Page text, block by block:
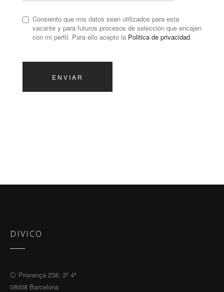
Consiento que mis datos sean utilizados para esta
vacante y para futuros procesos de selección que encajen
con mi perfil. Para ello acepto la Politica de privacidad.
ENVIAR
DIVICO
C/ Provença 238, 3º 4ª
08008 Barcelona